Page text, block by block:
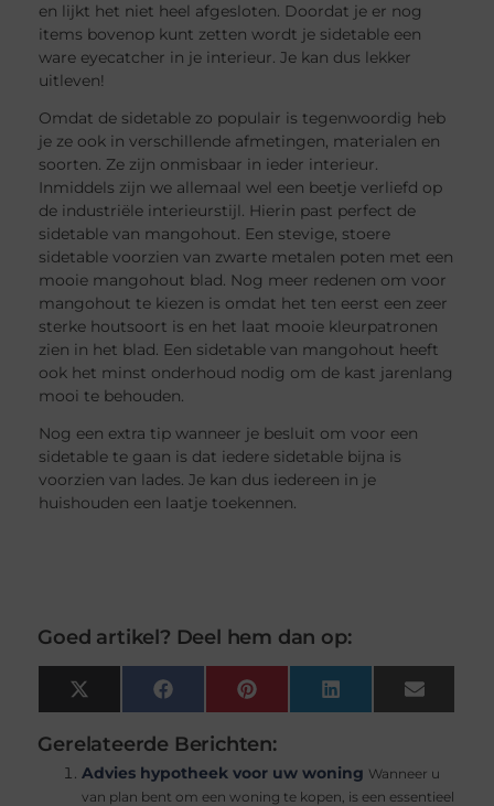
en lijkt het niet heel afgesloten. Doordat je er nog
items bovenop kunt zetten wordt je sidetable een
ware eyecatcher in je interieur. Je kan dus lekker
uitleven!
Omdat de sidetable zo populair is tegenwoordig heb
je ze ook in verschillende afmetingen, materialen en
soorten. Ze zijn onmisbaar in ieder interieur.
Inmiddels zijn we allemaal wel een beetje verliefd op
de industriële interieurstijl. Hierin past perfect de
sidetable van mangohout. Een stevige, stoere
sidetable voorzien van zwarte metalen poten met een
mooie mangohout blad. Nog meer redenen om voor
mangohout te kiezen is omdat het ten eerst een zeer
sterke houtsoort is en het laat mooie kleurpatronen
zien in het blad. Een sidetable van mangohout heeft
ook het minst onderhoud nodig om de kast jarenlang
mooi te behouden.
Nog een extra tip wanneer je besluit om voor een
sidetable te gaan is dat iedere sidetable bijna is
voorzien van lades. Je kan dus iedereen in je
huishouden een laatje toekennen.
Goed artikel? Deel hem dan op:
X
(Twitter)
Facebook Pinterest LinkedIn Email
Gerelateerde Berichten:
Advies hypotheek voor uw woning Wanneer u
van plan bent om een woning te kopen, is een essentieel